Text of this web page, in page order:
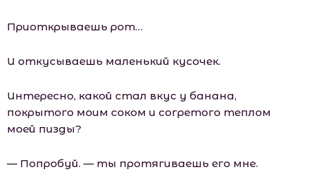
Приоткрываешь рот…
И откусываешь маленький кусочек.
Интересно, какой стал вкус у банана,
покрытого моим соком и согретого теплом
моей пизды?
— Попробуй. — ты протягиваешь его мне.